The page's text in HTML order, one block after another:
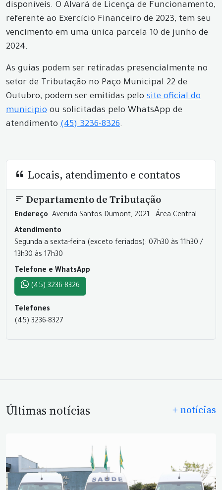
disponíveis. O Alvará de Licença de Funcionamento,
referente ao Exercício Financeiro de 2023, tem seu
vencimento em uma única parcela 10 de junho de
2024.
As guias podem ser retiradas presencialmente no
setor de Tributação no Paço Municipal 22 de
Outubro, podem ser emitidas pelo site oficial do
municipio ou solicitadas pelo WhatsApp de
atendimento (45) 3236-8326.
Locais, atendimento e contatos
Departamento de Tributação
Endereço: Avenida Santos Dumont, 2021 - Área Central
Atendimento
Segunda a sexta-feira (exceto feriados): 07h30 às 11h30 /
13h30 às 17h30
Telefone e WhatsApp
(45) 3236-8326
Telefones
(45) 3236-8327
Últimas notícias + notícias